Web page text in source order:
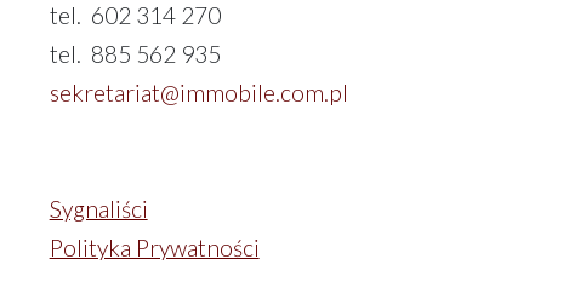
tel. 602 314 270
tel. 885 562 935
sekretariat@immobile.com.pl
Sygnaliści
Polityka Prywatności